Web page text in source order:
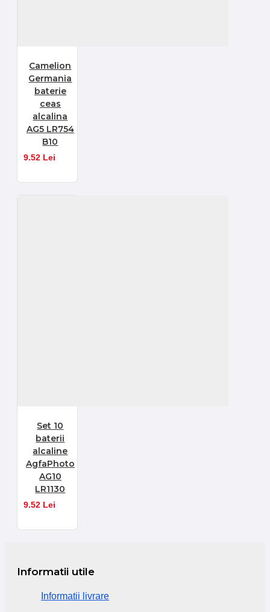
Camelion
Germania
baterie
ceas
alcalina
AG5 LR754
B10
9.52 Lei
Set 10
baterii
alcaline
AgfaPhoto
AG10
LR1130
9.52 Lei
Informatii utile
Informatii livrare